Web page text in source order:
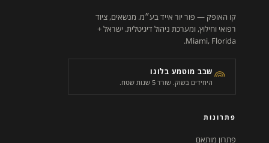
קו האופק — פור יור אייד בע״מ. מנשאים, ציוד
רפואי וחילוץ, ומערכת ניהול דיגיטלית. ישראל +
Miami, Florida.
שבב מוטמע בלוגו
היחידים בשוק. שורד 5 שנות שטח.
פתרונות
פתרון מותאם